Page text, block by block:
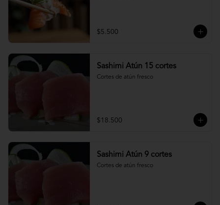
$5.500
Sashimi Atún 15 cortes
Cortes de atún fresco
$18.500
Sashimi Atún 9 cortes
Cortes de atún fresco